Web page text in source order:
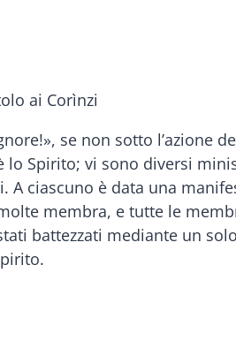
ai Corìnzi
se non sotto l’azione
Spirito; vi sono diversi
A ciascuno è data una
membra, e tutte le
battezzati mediante un